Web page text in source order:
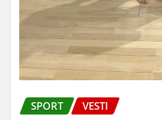
SPORT VESTI